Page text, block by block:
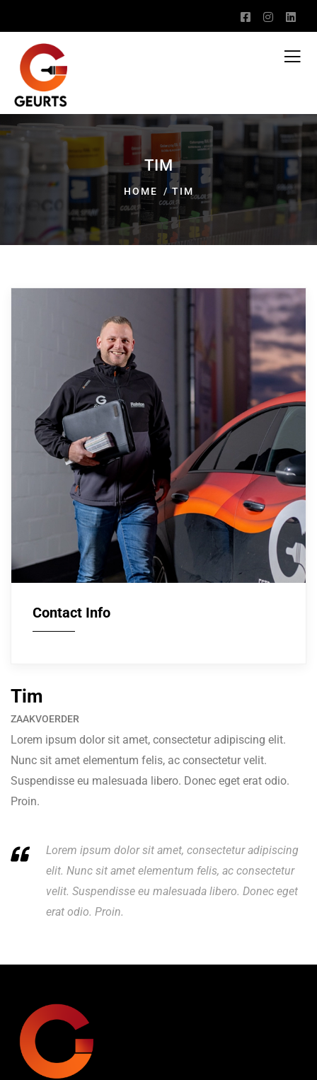
TIM
HOME TIM
Contact Info
Tim
ZAAKVOERDER
Lorem ipsum dolor sit amet, consectetur adipiscing elit.
Nunc sit amet elementum felis, ac consectetur velit.
Suspendisse eu malesuada libero. Donec eget erat odio.
Proin.
Lorem ipsum dolor sit amet, consectetur adipiscing
elit. Nunc sit amet elementum felis, ac consectetur
velit. Suspendisse eu malesuada libero. Donec eget
erat odio. Proin.